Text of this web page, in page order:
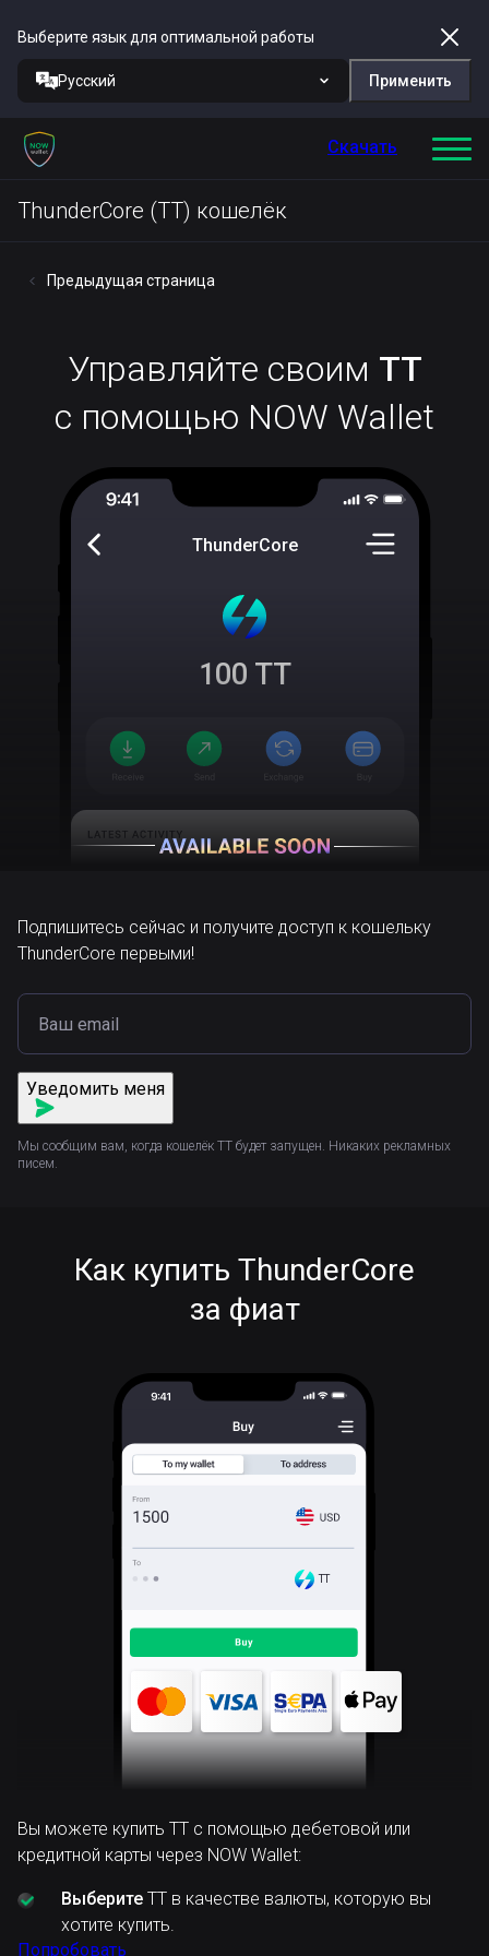
Выберите язык для оптимальной работы
Русский Применить
Скачать
ThunderCore (TT) кошелёк
Предыдущая страница
Управляйте своим TT
с помощью NOW Wallet
ThunderCore
100 TT
Подпишитесь сейчас и получите доступ к кошельку
ThunderCore первыми!
Уведомить меня
Мы сообщим вам, когда кошелёк TT будет запущен. Никаких рекламных
писем.
Как купить ThunderCore
за фиат
TT
Вы можете купить TT с помощью дебетовой или
кредитной карты через NOW Wallet:
Выберите TT в качестве валюты, которую вы
хотите купить.
Попробовать